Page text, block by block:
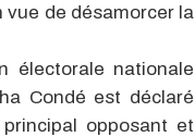
vue de désamorcer la
électorale nationale
Condé est déclaré
opposant et